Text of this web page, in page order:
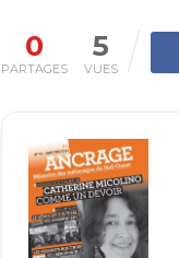
0
PARTAGES
5
VUES